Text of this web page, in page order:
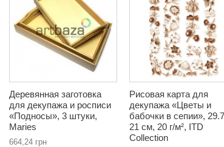
Деревянная заготовка
для декупажа и росписи
«Подносы», 3 штуки,
Maries
664,24 грн
Рисовая карта для
декупажа «Цветы и
бабочки в сепии»,
21 см, 20 г/м², ITD
Collection